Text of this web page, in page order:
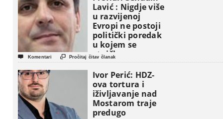
Lavić : Nigdje više
u razvijenoj
Evropi ne postoji
politički poredak
u kojem se
etničke grupe
pojavljuju kao
osnovne
političke jedinice
 Komentari  Pročitaj čitav članak
Ivor Perić: HDZ-
ova tortura i
iživljavanje nad
Mostarom traje
predugo